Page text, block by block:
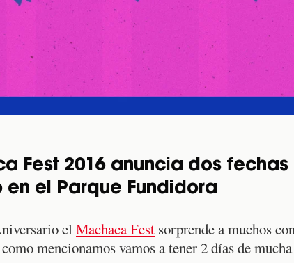
Fest 2016 anuncia dos
en el Parque Fundidora
el Machaca Fest sorprende a muchos
mencionamos vamos a tener 2 días de mucha